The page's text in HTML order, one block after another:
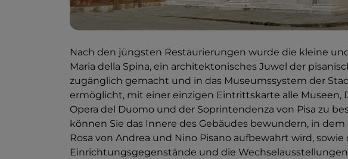
Nach den jüngsten Restaurierungen wurde die kleine
Maria della Spina, ein architektonisches Juwel der
zugänglich gemacht und in das Museumssystem der
ermöglicht, mit einer einzigen Eintrittskarte alle Museen,
Opera del Duomo und der Soprintendenza von Pisa zu
können Sie das Innere des Gebäudes bewundern, in
Rosa von Andrea und Nino Pisano aufbewahrt wird, sowie
Einrichtungsgegenstände und die